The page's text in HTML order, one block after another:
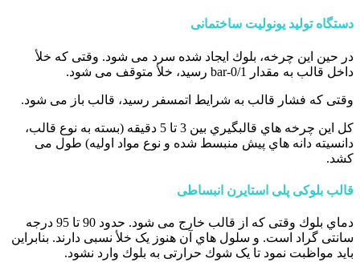
دستگاه تولید یونولیت ساختمانی
در حین این چرخه، بلوك ایجاد شده سرد می شود. وقتی که خلأ
داخل قالب به مقدار bar-0/1 رسید، خلأ متوقف می شود.
وقتی که فشار قالب به شرایط اتمسفر رسید، قالب باز می شود.
کل این چرخه هاي قالبگیري بین 3 تا 5 دقیقه (بسته به نوع قالب،
دانسیته دانه هاي پیش منبسط شده و نوع مواد اولیه) طول می
کشد.
قالب بلوکی پلی استایرن انبساطی
دماي بلوك وقتی که از قالب خارج می شود. حدود 90 تا 95 درجه
سانتی گراد است. و سلول هاي آن هنوز یک خلأ نسبی دارند. بنابراین
باید مواظبت نمود تا یک شوك حرارتی به بلوك وارد نشود.